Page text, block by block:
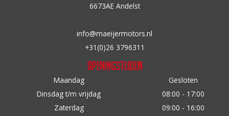
6673AE Andelst
info@maeijermotors.nl
+31(0)26 3796311
Openingstijden
Maandag
Gesloten
Dinsdag t/m vrijdag
08:00 - 17:00
Zaterdag
09:00 - 16:00